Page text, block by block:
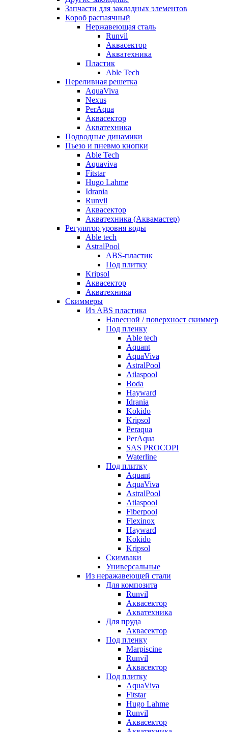
Запчасти для закладных элементов
Короб распаячный
Нержавеющая сталь
Runvil
Аквасектор
Акватехника
Пластик
Able Tech
Переливная решетка
AquaViva
Nexus
PerAqua
Аквасектор
Акватехника
Подводные динамики
Пьезо и пневмо кнопки
Able Tech
Aquaviva
Fitstar
Hugo Lahme
Idrania
Runvil
Аквасектор
Акватехника (Аквамастер)
Регулятор уровня воды
Able tech
AstralPool
ABS-пластик
Под плитку
Kripsol
Аквасектор
Акватехника
Скиммеры
Из ABS пластика
Навесной / поверхност скиммер
Под пленку
Able tech
Aquant
AquaViva
AstralPool
Atlaspool
Boda
Hayward
Idrania
Kokido
Kripsol
Peraqua
PerAqua
SAS PROCOPI
Waterline
Под плитку
Aquant
AquaViva
AstralPool
Atlaspool
Fiberpool
Flexinox
Hayward
Kokido
Kripsol
Скимваки
Универсальные
Из неражавеющей стали
Для композита
Runvil
Аквасектор
Акватехника
Для пруда
Аквасектор
Под пленку
Marpiscine
Runvil
Аквасектор
Под плитку
AquaViva
Fitstar
Hugo Lahme
Runvil
Аквасектор